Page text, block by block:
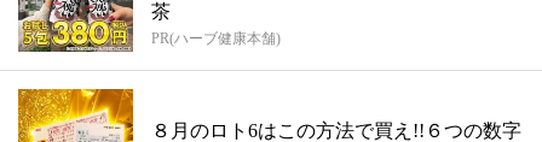
茶
PR(ハーブ健康本舗)
８月のロト6はこの方法で買え!!６つの数字